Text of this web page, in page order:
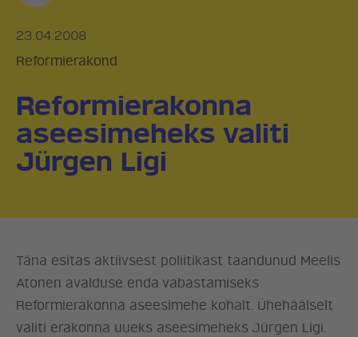
23.04.2008
Reformierakond
Reformierakonna
aseesimeheks valiti
Jürgen Ligi
Täna esitas aktiivsest poliitikast taandunud Meelis
Atonen avalduse enda vabastamiseks
Reformierakonna aseesimehe kohalt. Ühehäälselt
valiti erakonna uueks aseesimeheks Jürgen Ligi.